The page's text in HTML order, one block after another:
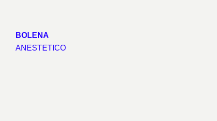
BOLENA
ANESTETICO